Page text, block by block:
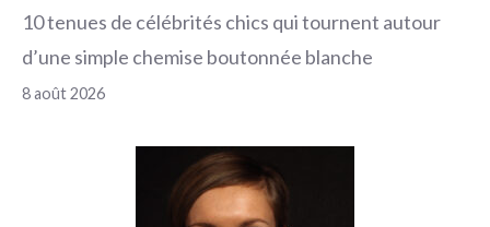
10 tenues de célébrités chics qui tournent autour
d’une simple chemise boutonnée blanche
8 août 2026